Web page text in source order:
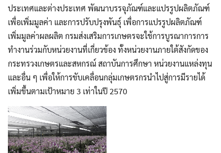
ประเทศและต่างประเทศ พัฒนาบรรจุภัณฑ์และแปรรูปผลิตภัณฑ์
เพื่อเพิ่มมูลค่า และการปรับปรุงพันธุ์ เพื่อการแปรรูปผลิตภัณฑ์
เพิ่มมูลค่าผลผลิต กรมส่งเสริมการเกษตรจะใช้การบูรณาการการ
ทำงานร่วมกับหน่วยงานที่เกี่ยวข้อง ทั้งหน่วยงานภายใต้สังกัดของ
กระทรวงเกษตรและสหกรณ์ สถาบันการศึกษา หน่วยงานแหล่งทุน
และอื่น ๆ เพื่อให้การขับเคลื่อนกลุ่มเกษตรกรนำไปสู่การมีรายได้
เพิ่มขึ้นตามเป้าหมาย 3 เท่าในปี 2570